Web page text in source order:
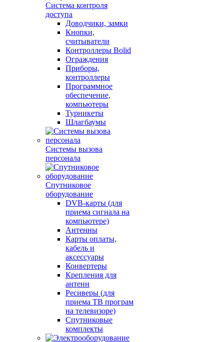
Система контроля
доступа
Доводчики, замки
Кнопки,
считыватели
Контроллеры Bolid
Ограждения
Приборы,
контроллеры
Программное
обеспечение,
компьютеры
Турникеты
Шлагбаумы
Системы вызова
персонала
Спутниковое
оборудование
DVB-карты (для
приема сигнала на
компьютере)
Антенны
Карты оплаты,
кабель и
аксессуары
Конвертеры
Крепления для
антенн
Ресиверы (для
приема ТВ програм
на телевизоре)
Спутниковые
комплекты